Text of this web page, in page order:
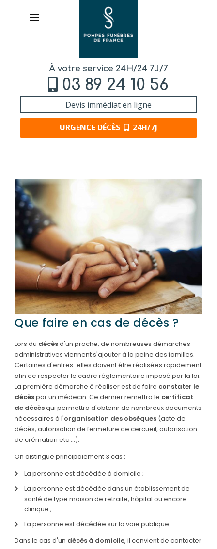
À votre service 24H/24 7J/7
03 89 24 10 56
Devis immédiat en ligne
URGENCE DÉCÈS 24H/7J
SERVICES & ARTICLES
Entretien de sépulture
Livraison de Fleurs Naturelles
Livraison de plaques
Nos capitons funéraires
Nos cercueils
Nos fleurs naturelles
Nos monuments
Nos urnes funéraires
Rapatriement
Services aux familles
NOTRE AGENCE
ESPACE FAMILLE
Que faire en cas de décès ?
Lors du décèsd'un proche, de nombreuses démarches
administratives viennent s'ajouter à la peine des familles.
Certaines d'entres-elles doivent être réalisées rapidement
afin de respecter le cadre réglementaire imposé par la loi.
La première démarche à réaliser est de faire constater le
décèspar un médecin. Ce dernier remettra le certificat
de décèsqui permettra d'obtenir de nombreux documents
nécessaires à l'organisation des obsèques (acte de
décès, autorisation de fermeture de cercueil, autorisation
de crémation etc …).
On distingue principalement 3 cas :
La personne est décédée à domicile ;
La personne est décédée dans un établissement de
santé de type maison de retraite, hôpital ou encore
clinique ;
La personne est décédée sur la voie publique.
Dans le cas d'un décès à domicile, il convient de contacter